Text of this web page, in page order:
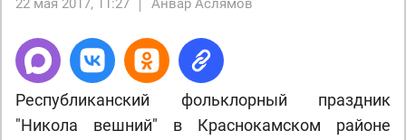
22 мая 2017, 11:27 Анвар Аслямов
Республиканский фольклорный праздник
"Никола вешний" в Краснокамском районе